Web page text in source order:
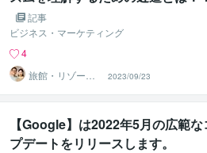
記事
ビジネス・マーケティング
4
旅館・リゾート
ホテル・グラン
ピング集客術
2023/09/23
【Google】は2022年5月の広範な
プデートをリリースします。